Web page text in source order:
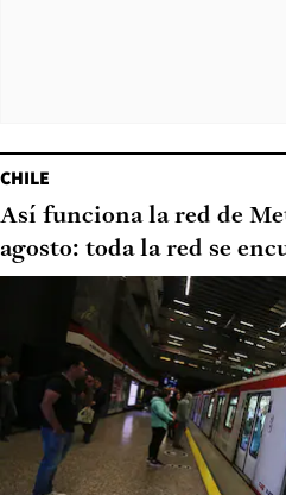
CHILE
Así funciona la red de
agosto: toda la red se